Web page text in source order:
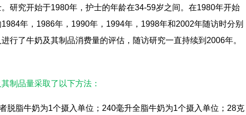
研究开始于1980年，护士的年龄在34-59岁之间。在1980年开始
1984年， 1986年， 1990年， 1994年， 1998年和2002年随访时分别
行了牛奶及其制品消费量的评估，随访研究一直持续到 2006年。
制品量采取了以下方法：
脱脂牛奶为1个摄入单位； 240毫升全脂牛奶为1个摄入单位； 28克